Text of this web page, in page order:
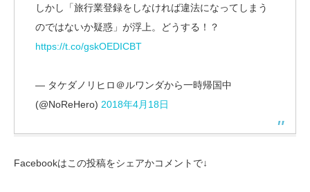
しかし「旅行業登録をしなければ違法になってしまう
のではないか疑惑」が浮上。どうする！？
https://t.co/gskOEDICBT
— タケダノリヒロ＠ルワンダから一時帰国中
(@NoReHero) 2018年4月18日
Facebookはこの投稿をシェアかコメントで↓